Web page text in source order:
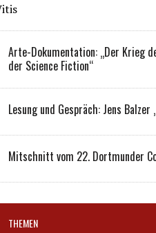
Arte-Dokumentation: „Der Krieg
der Science Fiction“
Lesung und Gespräch: Jens
Mitschnitt vom 22. Dortmunder
THEMEN